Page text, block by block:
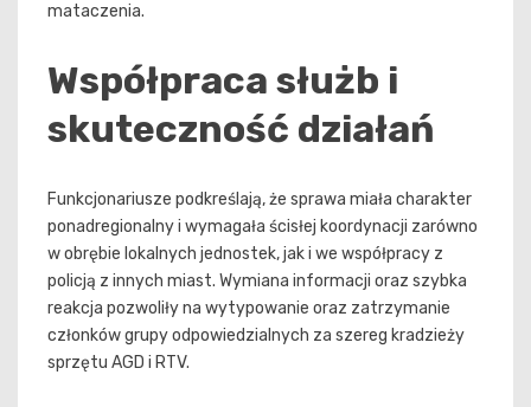
mataczenia.
Współpraca służb i
skuteczność działań
Funkcjonariusze podkreślają, że sprawa miała charakter
ponadregionalny i wymagała ścisłej koordynacji zarówno
w obrębie lokalnych jednostek, jak i we współpracy z
policją z innych miast. Wymiana informacji oraz szybka
reakcja pozwoliły na wytypowanie oraz zatrzymanie
członków grupy odpowiedzialnych za szereg kradzieży
sprzętu AGD i RTV.